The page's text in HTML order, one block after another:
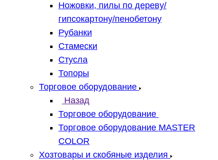
Ножовки, пилы по дереву/
гипсокартону/пенобетону
Рубанки
Стамески
Стусла
Топоры
Торговое оборудование
Назад
Торговое оборудование
Торговое оборудование MASTER
COLOR
Хозтовары и скобяные изделия